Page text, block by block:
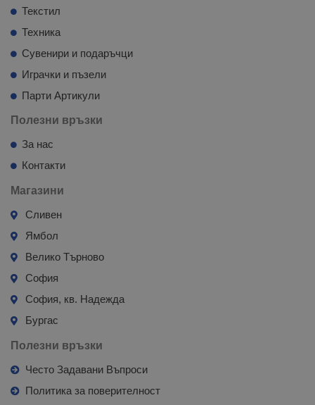
Текстил
Техника
Сувенири и подаръчци
Играчки и пъзели
Парти Артикули
Полезни връзки
За нас
Контакти
Магазини
Сливен
Ямбол
Велико Търново
София
София, кв. Надежда
Бургас
Полезни връзки
Често Задавани Въпроси
Политика за поверителност